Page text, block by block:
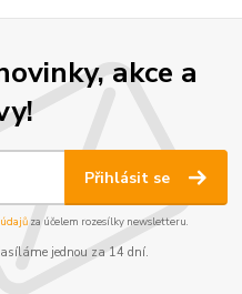
akce a
Přihlásit se
za účelem rozesílky newsletteru.
jednou za 14 dní.